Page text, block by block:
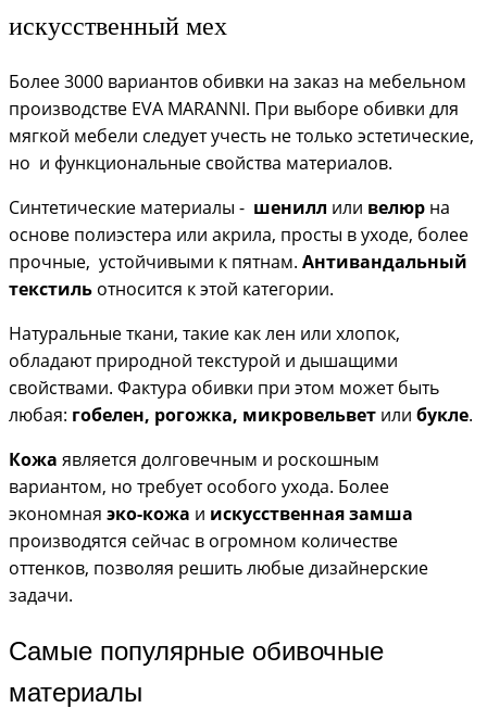
искусственный мех
Более 3000 вариантов обивки на заказ на мебельном
производстве EVA MARANNI. При выборе обивки для
мягкой мебели следует учесть не только эстетические,
но и функциональные свойства материалов.
Синтетические материалы - шенилл или велюр на
основе полиэстера или акрила, просты в уходе, более
прочные, устойчивыми к пятнам. Антивандальный
текстиль относится к этой категории.
Натуральные ткани, такие как лен или хлопок,
обладают природной текстурой и дышащими
свойствами. Фактура обивки при этом может быть
любая: гобелен, рогожка, микровельвет или букле.
Кожа является долговечным и роскошным
вариантом, но требует особого ухода. Более
экономная эко-кожа и искусственная замша
производятся сейчас в огромном количестве
оттенков, позволяя решить любые дизайнерские
задачи.
Самые популярные обивочные
материалы